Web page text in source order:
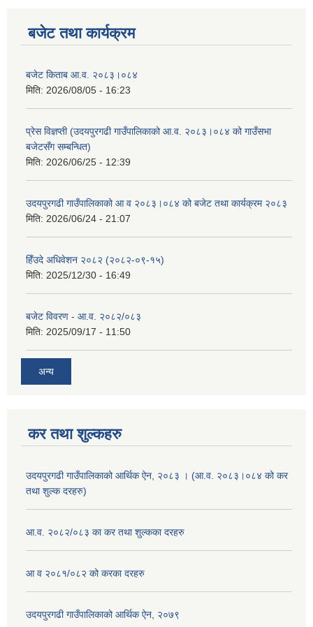
बजेट तथा कार्यक्रम
बजेट किताब आ.व. २०८३।०८४
मिति: 2026/08/05 - 16:23
प्रेस विज्ञप्ती (उदयपुरगढी गाउँपालिकाको आ.व. २०८३।०८४ को गाउँसभा
बजेटसँग सम्बन्धित)
मिति: 2026/06/25 - 12:39
उदयपुरगढी गाउँपालिकाको आ व २०८३।०८४ को बजेट तथा कार्यक्रम २०८३
मिति: 2026/06/24 - 21:07
हिँउदे अधिवेशन २०८२ (२०८२-०९-१५)
मिति: 2025/12/30 - 16:49
बजेट विवरण - आ.व. २०८२/०८३
मिति: 2025/09/17 - 11:50
अन्य
कर तथा शुल्कहरु
उदयपुरगढी गाउँपालिकाको आर्थिक ऐन, २०८३ । (आ.व. २०८३।०८४ को कर
तथा शुल्क दरहरु)
आ.व. २०८२/०८३ का कर तथा शुल्कका दरहरु
आ व २०८१/०८२ को करका दरहरु
उदयपुरगढी गाउँपालिकाको आर्थिक ऐन, २०७९